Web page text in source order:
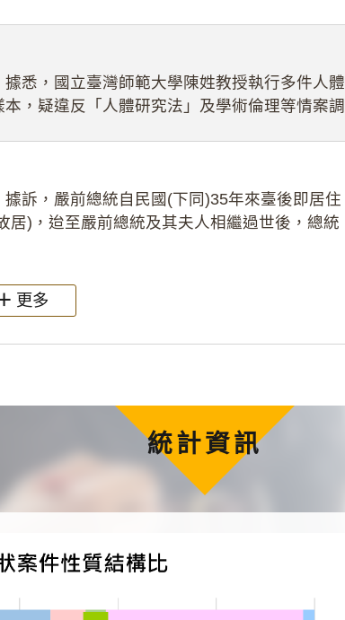
悉，國立臺灣師範大學陳姓教授執行多件人體
，疑違反「人體研究法」及學術倫理等情案調
訴，嚴前總統自民國(下同)35年來臺後即居住
居)，迨至嚴前總統及其夫人相繼過世後，總統
更多
統計資訊